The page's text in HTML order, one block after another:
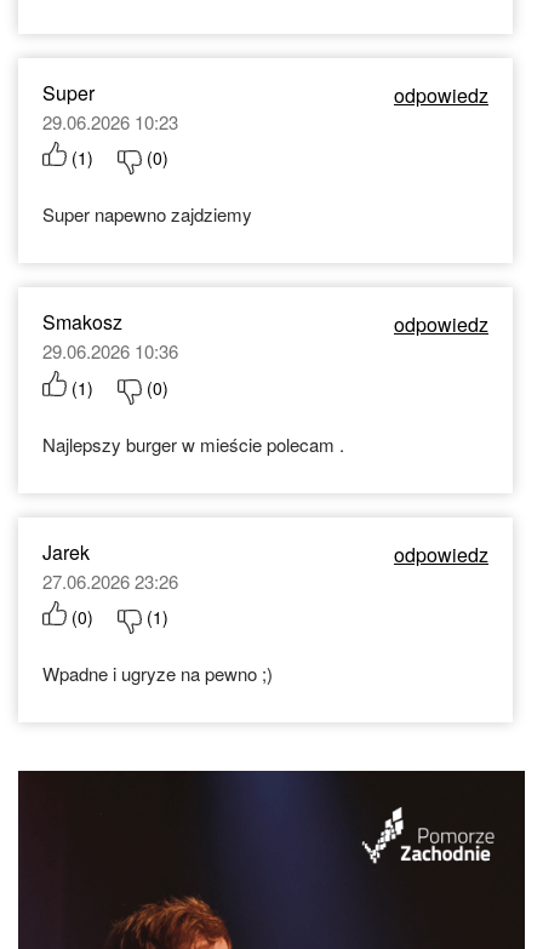
Super odpowiedz
29.06.2026 10:23
(1) (0)
Super napewno zajdziemy
Smakosz odpowiedz
29.06.2026 10:36
(1) (0)
Najlepszy burger w mieście polecam .
Jarek odpowiedz
27.06.2026 23:26
(0) (1)
Wpadne i ugryze na pewno ;)